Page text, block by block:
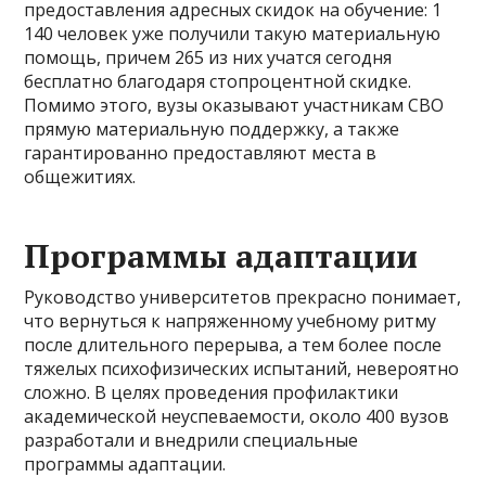
предоставления адресных скидок на обучение: 1
140 человек уже получили такую материальную
помощь, причем 265 из них учатся сегодня
бесплатно благодаря стопроцентной скидке.
Помимо этого, вузы оказывают участникам СВО
прямую материальную поддержку, а также
гарантированно предоставляют места в
общежитиях.
Программы адаптации
Руководство университетов прекрасно понимает,
что вернуться к напряженному учебному ритму
после длительного перерыва, а тем более после
тяжелых психофизических испытаний, невероятно
сложно. В целях проведения профилактики
академической неуспеваемости, около 400 вузов
разработали и внедрили специальные
программы адаптации.